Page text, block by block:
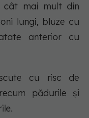
cât mai mult din
lungi, bluze cu
anterior cu
cu risc de
pădurile și